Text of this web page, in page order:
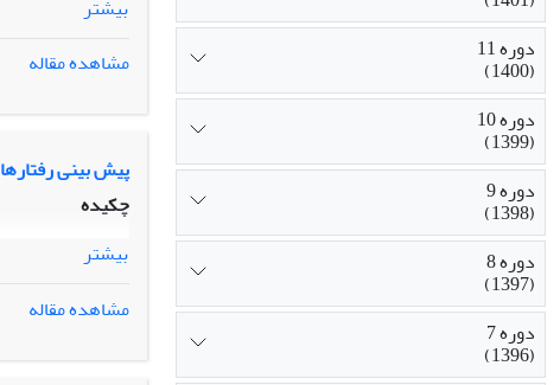
بیشتر
مشاهده مقاله
پیش بینی
چکیده
بیشتر
مشاهده مقاله
دوره 11
(1400)
دوره 10
(1399)
دوره 9
(1398)
دوره 8
(1397)
دوره 7
(1396)